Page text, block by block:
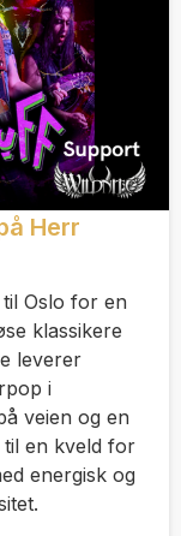
Herr
Oslo for en
klassikere
leverer
i
veien og en
til en kveld for
energisk og